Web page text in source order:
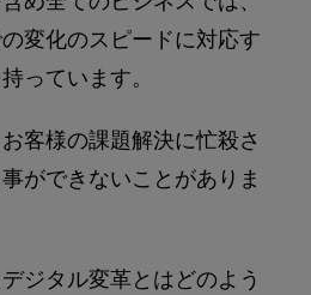
変化のスピードに対応す
っています。
客様の課題解決に忙殺さ
ができないことがありま
ジタル変革とはどのよう